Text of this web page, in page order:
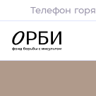
Телефон